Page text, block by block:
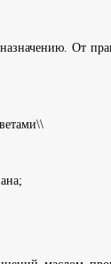
От